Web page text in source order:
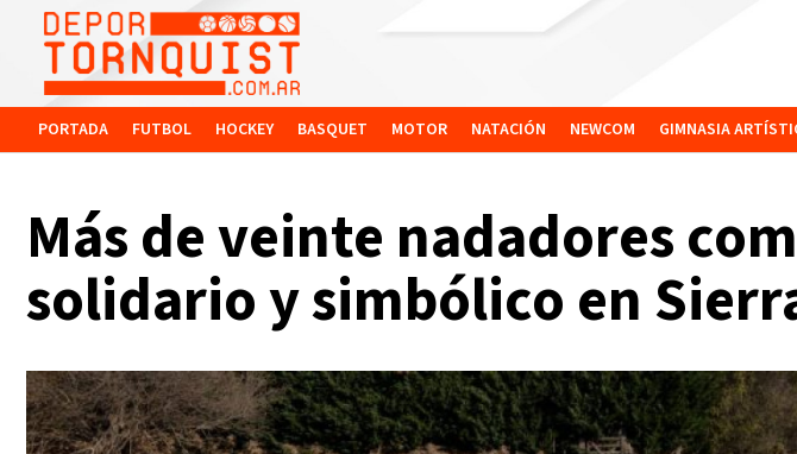
PORTADA FUTBOL HOCKEY BASQUET MOTOR NATACIÓN NEWCOM GIMNASIA
Más de veinte nadadores
solidario y simbólico en